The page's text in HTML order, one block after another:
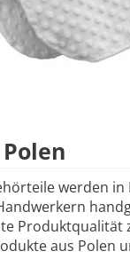
werden in
Produktqualität
aus Polen